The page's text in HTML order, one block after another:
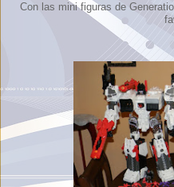
Con las mini figuras de